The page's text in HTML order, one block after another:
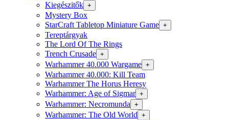
Kiegészitők +
Mystery Box
StarCraft Tabletop Miniature Game +
Tereptárgyak
The Lord Of The Rings
Trench Crusade +
Warhammer 40.000 Wargame +
Warhammer 40.000: Kill Team
Warhammer The Horus Heresy
Warhammer: Age of Sigmar +
Warhammer: Necromunda +
Warhammer: The Old World +